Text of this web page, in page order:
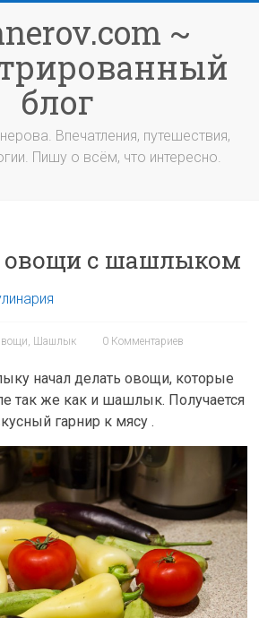
~
блог
Впечатления, путешествия,
Пишу о всём, что интересно.
овощи с шашлыком
, Шашлык 0 Комментариев
начал делать овощи, которые
так же как и шашлык. Получается
гарнир к мясу .